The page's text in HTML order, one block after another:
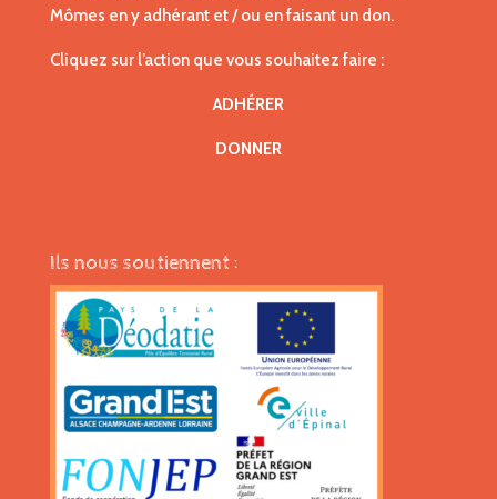
Mômes en y adhérant et / ou en faisant un don.
Cliquez sur l’action que vous souhaitez faire :
ADHÉRER
DONNER
Ils nous soutiennent :